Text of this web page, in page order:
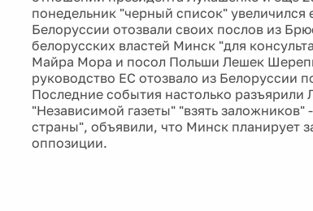
понедельник "черный список"
Белоруссии отозвали своих послов из
белорусских властей Минск "для
Майра Мора и посол Польши Лешек
руководство ЕС отозвало из Белоруссии
Последние события настолько
"Независимой газеты" "взять
страны", объявили, что Минск планирует
оппозиции.